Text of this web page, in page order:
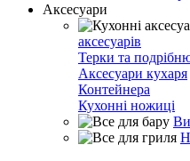
Аксесуари
аксесуарів
Терки та
Аксесуари кухаря
Контейнера
Кухонні ножиці